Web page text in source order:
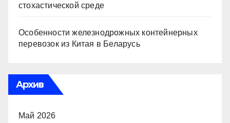
стохастической среде
Особенности железнодрожных контейнерных
перевозок из Китая в Беларусь
Архив
Май 2026